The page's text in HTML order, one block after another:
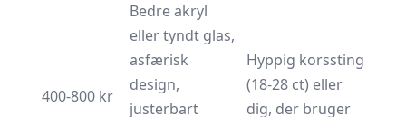
400-800 kr
Bedre akryl
eller tyndt glas,
asfærisk
design,
justerbart
Hyppig korssting
(18-28 ct) eller
dig, der bruger